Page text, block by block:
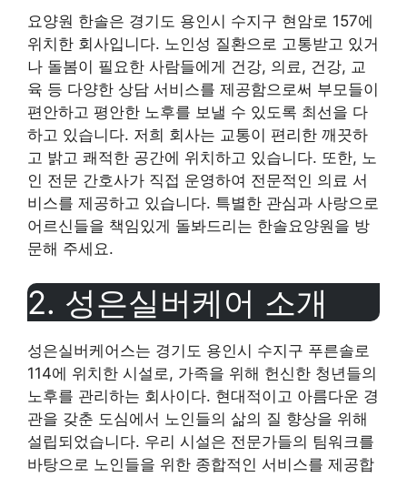
요양원 한솔은 경기도 용인시 수지구 현암로 157에
위치한 회사입니다. 노인성 질환으로 고통받고 있거
나 돌봄이 필요한 사람들에게 건강, 의료, 건강, 교
육 등 다양한 상담 서비스를 제공함으로써 부모들이
편안하고 평안한 노후를 보낼 수 있도록 최선을 다
하고 있습니다. 저희 회사는 교통이 편리한 깨끗하
고 밝고 쾌적한 공간에 위치하고 있습니다. 또한, 노
인 전문 간호사가 직접 운영하여 전문적인 의료 서
비스를 제공하고 있습니다. 특별한 관심과 사랑으로
어르신들을 책임있게 돌봐드리는 한솔요양원을 방
문해 주세요.
2. 성은실버케어 소개
성은실버케어스는 경기도 용인시 수지구 푸른솔로
114에 위치한 시설로, 가족을 위해 헌신한 청년들의
노후를 관리하는 회사이다. 현대적이고 아름다운 경
관을 갖춘 도심에서 노인들의 삶의 질 향상을 위해
설립되었습니다. 우리 시설은 전문가들의 팀워크를
바탕으로 노인들을 위한 종합적인 서비스를 제공합